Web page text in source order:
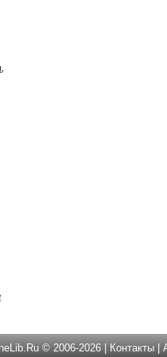
© 2006-2026 | Контакты|